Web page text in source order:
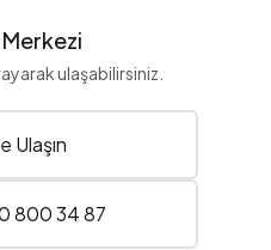
ulaşabilirsiniz.
Ulaşın
800 34 87